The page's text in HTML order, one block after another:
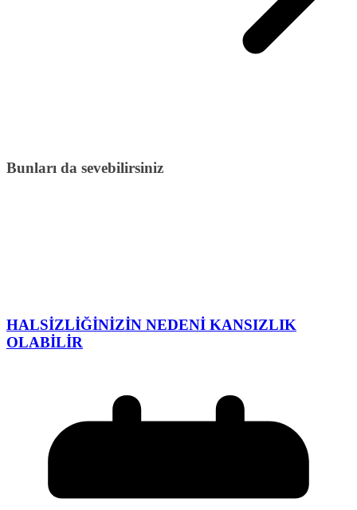
Bunları da sevebilirsiniz
HALSİZLİĞİNİZİN NEDENİ KANSIZLIK
OLABİLİR